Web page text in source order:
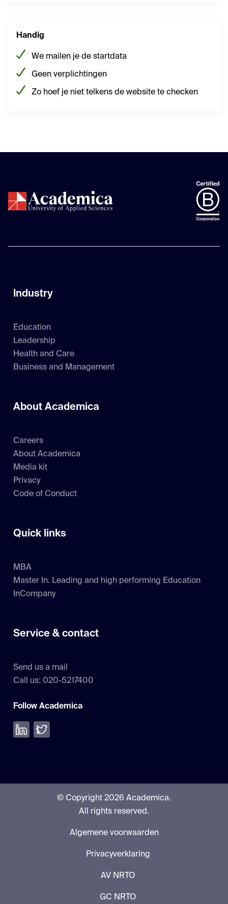
Handig
We mailen je de startdata
Geen verplichtingen
Zo hoef je niet telkens de website te checken
Industry
Education
Leadership
Health and Care
Business and Management
About Academica
Careers
About Academica
Media kit
Privacy
Code of Conduct
Quick links
MBA
Master In. Leading and high performing Education
InCompany
Service & contact
Send us a mail
Call us: 020-5217400
Follow Academica
Volg ons op LinkedIn
Volg ons op Twitter
© Copyright 2026 Academica.
All rights reserved.
Algemene voorwaarden
Privacyverklaring
AV NRTO
GC NRTO